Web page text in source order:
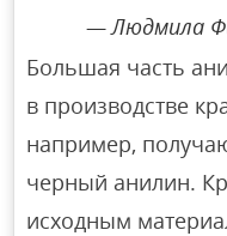
Людмила
Большая часть
в производстве
например,
черный анилин.
исходным